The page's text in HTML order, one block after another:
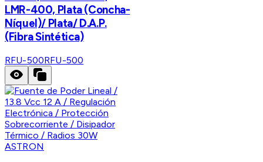
LMR-400, Plata (Concha-
Níquel)/ Plata/ D.A.P.
(Fibra Sintética)
RFU-500RFU-500
ASTRON